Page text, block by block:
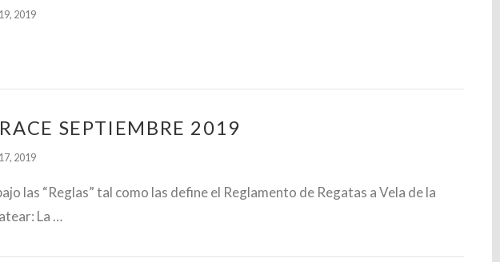
2019
SEPTIEMBRE 2019
2019
las “Reglas” tal como las define el Reglamento de Regatas a Vela de la
La …